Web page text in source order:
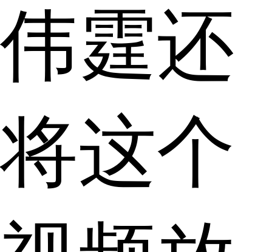
伟霆还
将这个